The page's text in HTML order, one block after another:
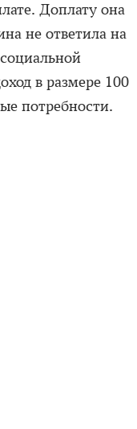
Доплату она
не ответила на
в размере 100
потребности.